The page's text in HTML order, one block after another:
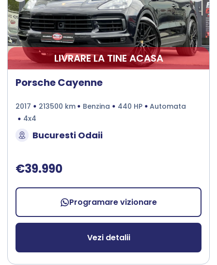
LIVRARE LA TINE ACASA
Porsche Cayenne
2017 213500 km Benzina 440 HP
Automata
4x4
Bucuresti Odaii
€39.990
Programare vizionare
Vezi detalii